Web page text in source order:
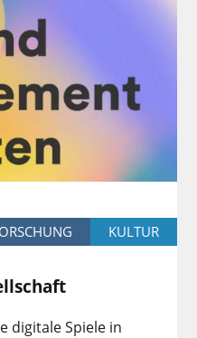
KULTUR
digitale Spiele in